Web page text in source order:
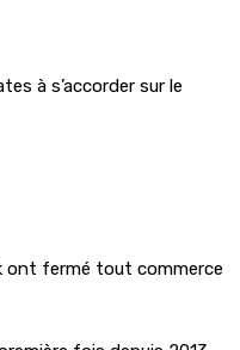
à s’accorder sur le
ont fermé tout commerce